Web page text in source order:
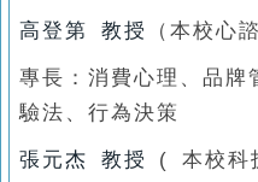
高登第 教授 （本校心
專長：消費心理、品牌
驗法、行為決策
張元杰 教授
( 本校科